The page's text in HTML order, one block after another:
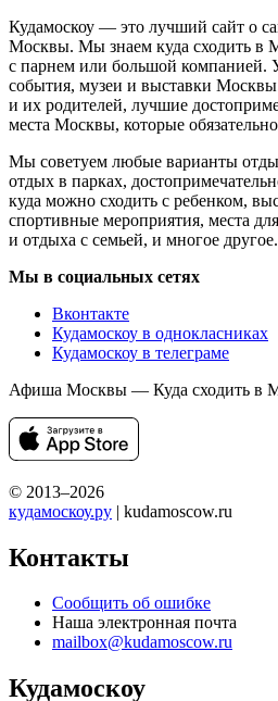
Кудамоскоу — это лучший сайт о
Москвы. Мы знаем куда сходить в
с парнем или большой компанией.
события, музеи и выставки
и их родителей, лучшие
места Москвы, которые
Мы советуем любые варианты
отдых в парках,
куда можно сходить с ребенком,
спортивные мероприятия, места
и отдыха с семьей, и многое другое.
Мы в социальных сетях
Вконтакте
Кудамоскоу в однокласниках
Кудамоскоу в телеграме
Афиша Москвы — Куда сходить в
© 2013–2026
кудамоскоу.ру | kudamoscow.ru
Контакты
Сообщить об ошибке
Наша электронная почта
mailbox@kudamoscow.ru
Кудамоскоу